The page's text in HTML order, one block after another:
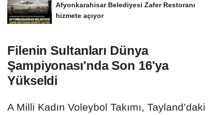
Afyonkarahisar Belediyesi Zafer Restoranı
hizmete açıyor
Filenin Sultanları Dünya
Şampiyonası'nda Son 16'ya
Yükseldi
A Milli Kadın Voleybol Takımı, Tayland’daki